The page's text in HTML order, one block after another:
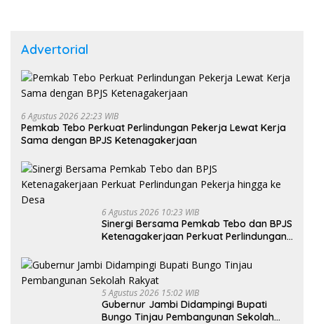
Advertorial
6 Agustus 2026 22:23 WIB
Pemkab Tebo Perkuat Perlindungan Pekerja Lewat Kerja
Sama dengan BPJS Ketenagakerjaan
6 Agustus 2026 10:23 WIB
Sinergi Bersama Pemkab Tebo dan BPJS
Ketenagakerjaan Perkuat Perlindungan
5 Agustus 2026 15:02 WIB
Gubernur Jambi Didampingi Bupati
Bungo Tinjau Pembangunan Sekolah